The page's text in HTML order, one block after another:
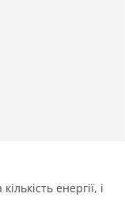
енергії, і